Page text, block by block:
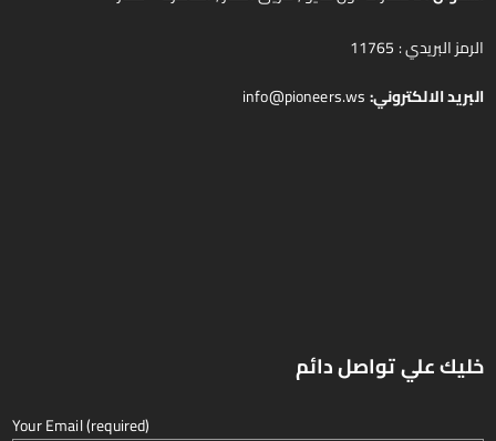
الرمز البريدي : 11765
البريد الالكتروني:
خليك علي تواصل دائم
Your Email (required)